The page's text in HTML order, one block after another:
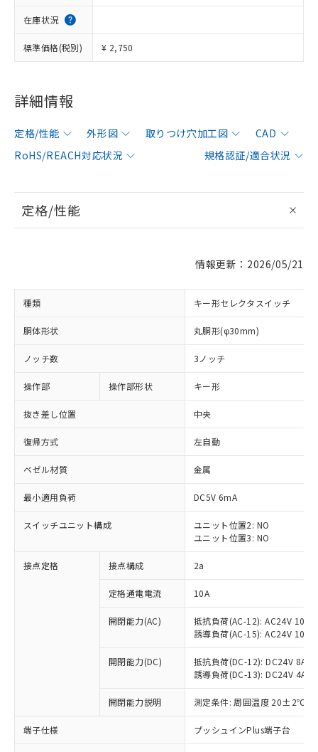
在庫状況
標準価格(税別) ¥ 2,750
詳細情報
定格/性能 外形図 取りつけ穴加工図
CAD
RoHS/REACH対応状況
規格認証/適合状況
定格/性能
情報更新：2026/05/21
種類 キー形セレクタスイッチ
胴体形状 丸胴形(φ30mm)
ノッチ数 3ノッチ
操作部 操作部形状 キー形
抜き差し位置 中央
復帰方式 左自動
ベゼル材質 金属
最小適用負荷 DC5V 6mA
スイッチユニット構成
ユニット位置2: NO
ユニット位置3: NO
接点定格 接点構成 2a
定格通電電流 10A
開閉能力(AC)
抵抗負荷(AC-12): AC24V 10A/
誘導負荷(AC-15): AC24V
開閉能力(DC)
抵抗負荷(DC-12): DC24V 8A/
誘導負荷(DC-13): DC24V 4A/
開閉能力説明 測定条件: 周囲温度 20±2℃、
端子仕様 プッシュインPlus端子台
ご利用条件
以下の条件をお読みいただき、同意のうえ
対応済み：EU RoHS指令（10物質）の
非含有に対応した製品が提供可能な商品で
対応予定：EU RoHS指令（10物質）の非含
有に対応した製品に切り替える予定のある
対応予定なし：EU RoHS指令（10物質）の
非含有に非対応の商品で、対応品を出す予